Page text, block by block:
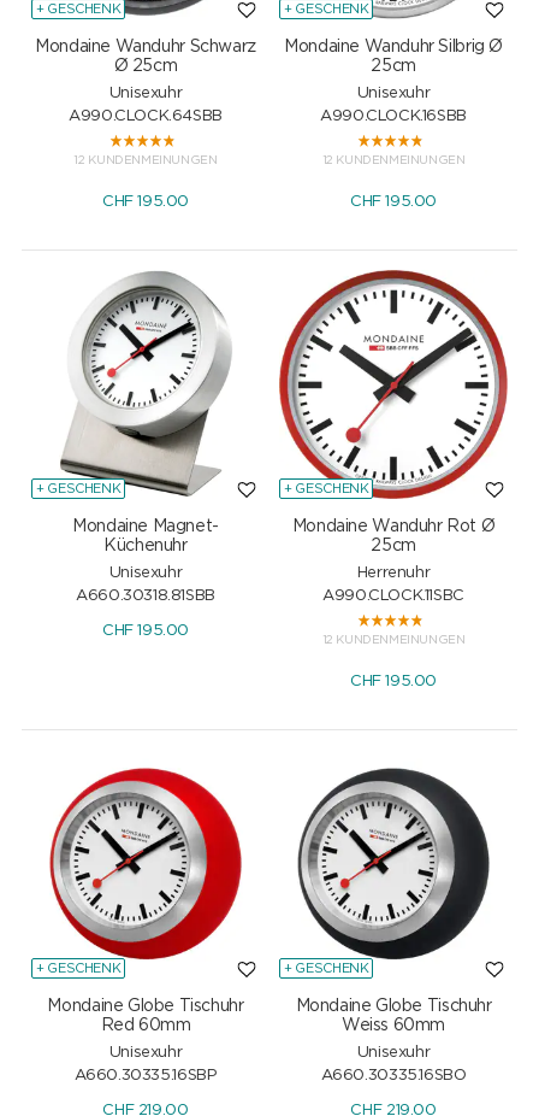
+ GESCHENK
Mondaine Wanduhr Schwarz
Ø 25cm
Unisexuhr
A990.CLOCK.64SBB
12 KUNDENMEINUNGEN
CHF195.00
+ GESCHENK
Mondaine Wanduhr Silbrig Ø
25cm
Unisexuhr
A990.CLOCK.16SBB
12 KUNDENMEINUNGEN
CHF195.00
+ GESCHENK
Mondaine Magnet-
Küchenuhr
Unisexuhr
A660.30318.81SBB
CHF195.00
+ GESCHENK
Mondaine Wanduhr Rot Ø
25cm
Herrenuhr
A990.CLOCK.11SBC
12 KUNDENMEINUNGEN
CHF195.00
+ GESCHENK
Mondaine Globe Tischuhr
Red 60mm
Unisexuhr
A660.30335.16SBP
CHF219.00
+ GESCHENK
Mondaine Globe Tischuhr
Weiss 60mm
Unisexuhr
A660.30335.16SBO
CHF219.00